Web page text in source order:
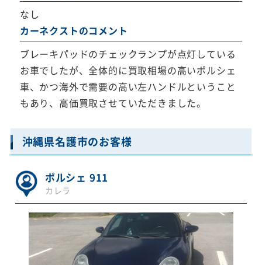
なし
カーネクストのコメント
ブレーキパッドのチェックランプが点灯している
お車でしたが、全体的に買取相場の高いポルシェ
車、かつ海外で需要の高い左ハンドルということ
もあり、高価買取させていただきました。
沖縄県名護市のお客様
ポルシェ 911
カレラ